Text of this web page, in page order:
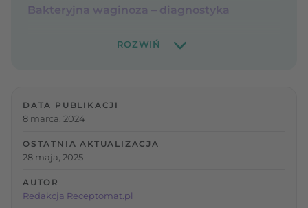
Bakteryjna waginoza – diagnostyka
DATA PUBLIKACJI
8 marca, 2024
OSTATNIA AKTUALIZACJA
28 maja, 2025
AUTOR
Redakcja Receptomat.pl